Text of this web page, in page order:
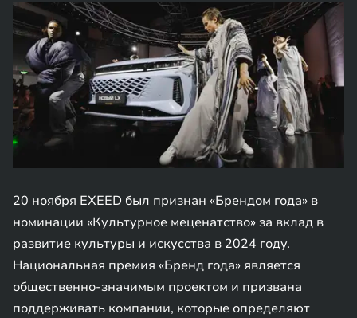
20 ноября EXEED был признан «Брендом года» в
номинации «Культурное меценатство» за вклад в
развитие культуры и искусства в 2024 году.
Национальная премия «Бренд года» является
общественно-значимым проектом и призвана
поддерживать компании, которые определяют